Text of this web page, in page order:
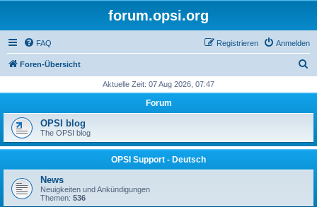
forum.opsi.org
FAQ Anmelden
Registrieren
Foren-Übersicht
h
Aktuelle Zeit: 07 Aug 2026, 07:47
Forum
OPSI blog
The OPSI blog
OPSI Support - Deutsch
News
Neuigkeiten und Ankündigungen
Themen: 536